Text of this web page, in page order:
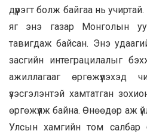
дүүрэгт болж байгаа нь
яг энэ газар Монголын
тавигдаж байсан. Энэ
засгийн интеграцилалыг
ажиллагааг
үзэсгэлэнтэй хамтатган
өргөжүүлж байна. Өнөөдөр аж
Улсын хамгийн том салбар